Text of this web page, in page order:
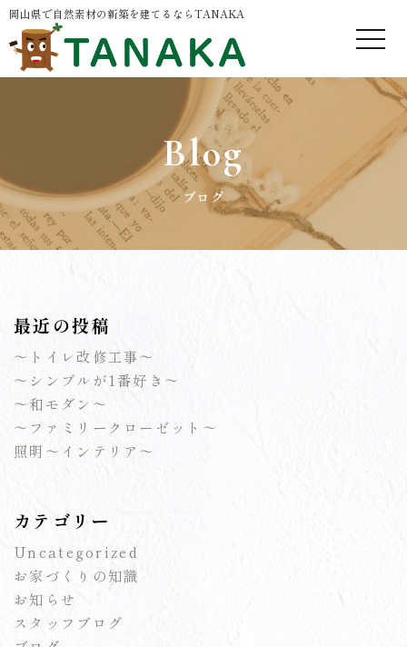
岡山県で自然素材の新築を建てるならTANAKA
Blog
ブログ
最近の投稿
～トイレ改修工事～
～シンプルが1番好き～
～和モダン～
～ファミリークローゼット～
照明～インテリア～
カテゴリー
Uncategorized
お家づくりの知識
お知らせ
スタッフブログ